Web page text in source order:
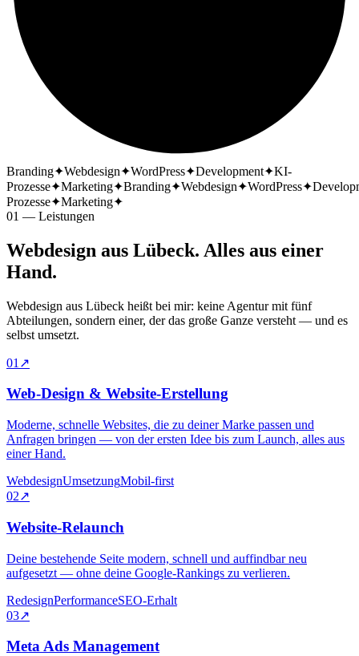
Branding✦Webdesign✦WordPress✦Development✦KI-
Prozesse✦Marketing✦Branding✦Webdesign✦WordPress✦
Prozesse✦Marketing✦
01 — Leistungen
Webdesign aus Lübeck. Alles aus einer
Hand.
Webdesign aus Lübeck heißt bei mir: keine Agentur mit fünf
Abteilungen, sondern einer, der das große Ganze versteht — und es
selbst umsetzt.
01 ↗
Web-Design & Website-Erstellung
Moderne, schnelle Websites, die zu deiner Marke passen und
Anfragen bringen — von der ersten Idee bis zum Launch, alles aus
einer Hand.
WebdesignUmsetzungMobil-first
02↗
Website-Relaunch
Deine bestehende Seite modern, schnell und auffindbar neu
aufgesetzt — ohne deine Google-Rankings zu verlieren.
RedesignPerformanceSEO-Erhalt
03↗
Meta Ads Management